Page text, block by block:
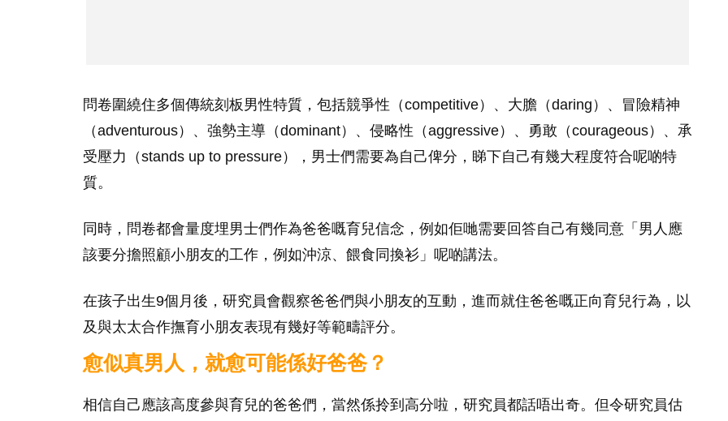
問卷圍繞住多個傳統刻板男性特質，包括競爭性（competitive）、大膽（daring）、冒險精神
（adventurous）、強勢主導（dominant）、侵略性（aggressive）、勇敢（courageous）、承
受壓力（stands up to pressure），男士們需要為自己俾分，睇下自己有幾大程度符合呢啲特
質。
同時，問卷都會量度埋男士們作為爸爸嘅育兒信念，例如佢哋需要回答自己有幾同意「男人應
該要分擔照顧小朋友的工作，例如沖涼、餵食同換衫」呢啲講法。
在孩子出生9個月後，研究員會觀察爸爸們與小朋友的互動，進而就住爸爸嘅正向育兒行為，以
及與太太合作撫育小朋友表現有幾好等範疇評分。
愈似真男人，就愈可能係好爸爸？
相信自己應該高度參與育兒的爸爸們，當然係拎到高分啦，研究員都話唔出奇。但令研究員估